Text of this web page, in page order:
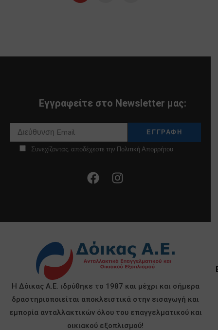
Εγγραφείτε στο Newsletter μας:
Συνεχίζοντας, αποδέχεστε την Πολιτική Απορρήτου
Η Δόικας Α.Ε. ιδρύθηκε το 1987 και μέχρι και σήμερα
δραστηριοποιείται αποκλειστικά στην εισαγωγή και
εμπορία ανταλλακτικών όλου του επαγγελματικού και
οικιακού εξοπλισμού!